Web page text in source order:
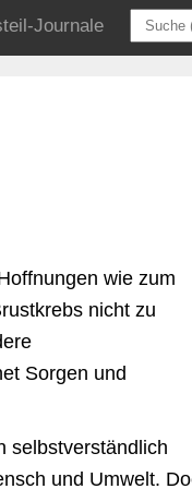
Journale
wie zum
nicht zu
Sorgen und
selbstverständlich
und Umwelt.